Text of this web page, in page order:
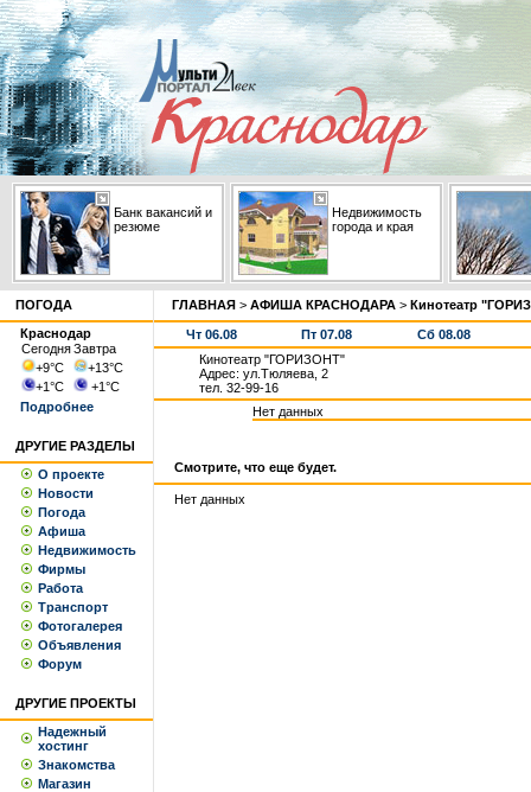
Банк вакансий и
резюме
Недвижимость
города и края
ПОГОДА
Краснодар
СегодняЗавтра
+9°С +13°С
+1°С +1°С
Подробнее
ДРУГИЕ РАЗДЕЛЫ
О проекте
Новости
Погода
Афиша
Недвижимость
Фирмы
Работа
Транспорт
Фотогалерея
Объявления
Форум
ДРУГИЕ ПРОЕКТЫ
Надежный
хостинг
Знакомства
Магазин
ГЛАВНАЯ > АФИША КРАСНОДАРА > Кинотеатр
Чт 06.08 Пт 07.08
Сб 08.08
Кинотеатр "ГОРИЗОНТ"
Адрес: ул.Тюляева, 2
тел. 32-99-16
Нет данных
Смотрите, что еще будет.
Нет данных